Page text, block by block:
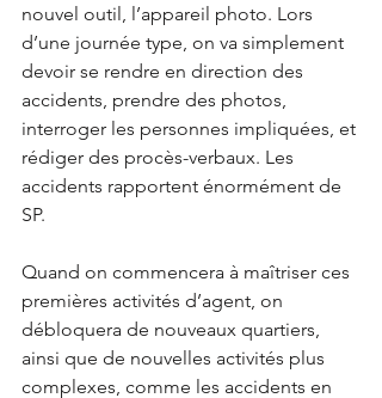
nouvel outil, l’appareil photo. Lors
d’une journée type, on va simplement
devoir se rendre en direction des
accidents, prendre des photos,
interroger les personnes impliquées, et
rédiger des procès-verbaux. Les
accidents rapportent énormément de
SP.
Quand on commencera à maîtriser ces
premières activités d’agent, on
débloquera de nouveaux quartiers,
ainsi que de nouvelles activités plus
complexes, comme les accidents en